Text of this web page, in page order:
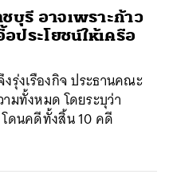
บุรี อาจเพราะก้าว
ประโยชน์ให้เครือ
รุ่งเรืองกิจ ประธานคณะ
มทั้งหมด โดยระบุว่า
ดนคดีทั้งสิ้น 10 คดี